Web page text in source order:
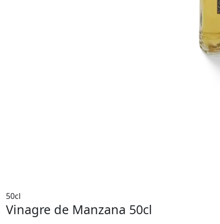
50cl
Vinagre de Manzana 50cl